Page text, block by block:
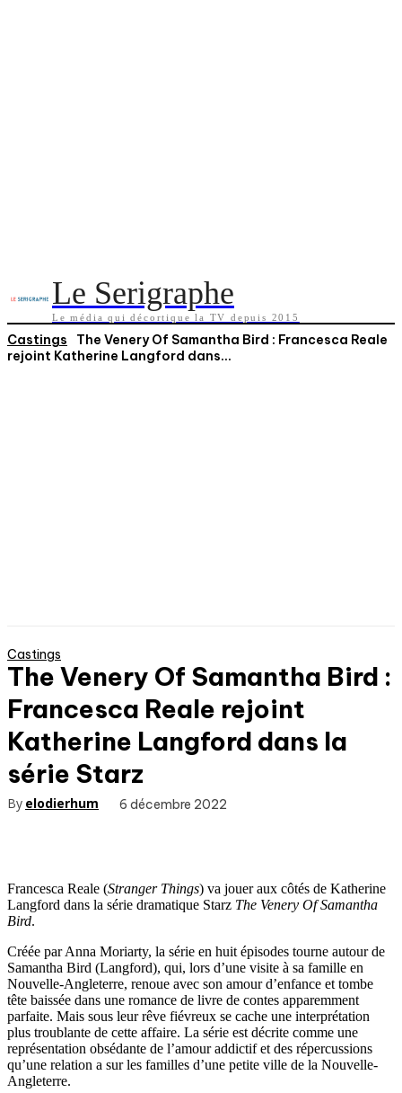
Le Serigraphe
Le média qui décortique la TV depuis 2015
Castings
The Venery Of Samantha Bird : Francesca Reale
rejoint Katherine Langford dans...
Castings
The Venery Of Samantha Bird :
Francesca Reale rejoint
Katherine Langford dans la
série Starz
By elodierhum 6 décembre 2022
Francesca Reale (Stranger Things) va jouer aux côtés de Katherine
Langford dans la série dramatique Starz The Venery Of Samantha
Bird.
Créée par Anna Moriarty, la série en huit épisodes tourne autour de
Samantha Bird (Langford), qui, lors d’une visite à sa famille en
Nouvelle-Angleterre, renoue avec son amour d’enfance et tombe
tête baissée dans une romance de livre de contes apparemment
parfaite. Mais sous leur rêve fiévreux se cache une interprétation
plus troublante de cette affaire. La série est décrite comme une
représentation obsédante de l’amour addictif et des répercussions
qu’une relation a sur les familles d’une petite ville de la Nouvelle-
Angleterre.